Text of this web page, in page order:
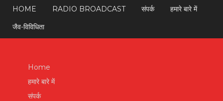
HOME RADIO BROADCAST संपर्क
हमारे बारे में
जैव-विविधिता
Home
हमारे बारे में
संपर्क